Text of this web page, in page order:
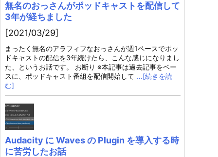
無名のおっさんがポッドキャストを配信して
3年が経ちました
[2021/03/29]
まったく無名のアラフィフなおっさんが週1ペースでポッ
ドキャストの配信を3年続けたら、こんな感じになりまし
た、というお話です。 お断り ※本記事は過去記事をベー
スに、ポッドキャスト番組を配信開始して …[続きを読
む]
Audacity に Waves の Plugin を導入する時
に苦労したお話